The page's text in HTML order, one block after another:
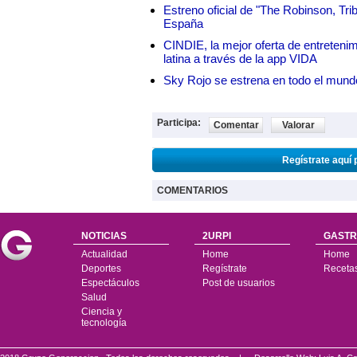
Estreno oficial de "The Robinson,
España
CINDIE, la mejor oferta de
latina a través de la app VIDA
Sky Rojo se estrena en todo el
Participa: Comentar Valorar
Regístrate aquí
COMENTARIOS
NOTICIAS
Actualidad
Deportes
Espectáculos
Salud
Ciencia y
tecnología
2URPI
Home
Regístrate
Post de usuarios
Home